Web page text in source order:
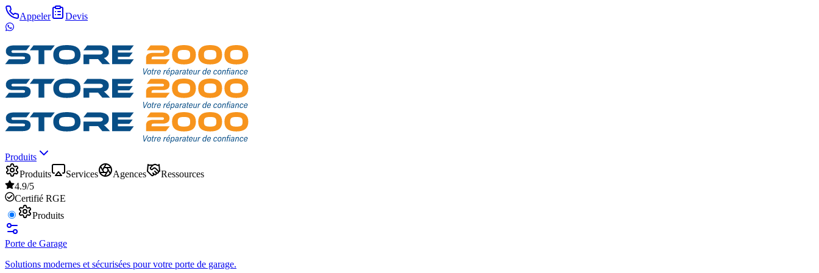
Appeler Devis
Produits
Produits
Services Agences
Ressources
4.9/5
Certifié RGE
Produits
Porte de Garage
Solutions modernes et sécurisées pour votre porte de garage.